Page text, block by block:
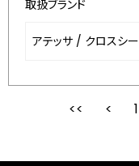
取扱ブランド
アテッサ / クロスシー
1